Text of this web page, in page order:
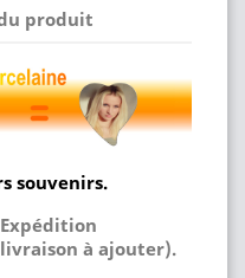
produit
souvenirs.
Expédition
livraison à ajouter).